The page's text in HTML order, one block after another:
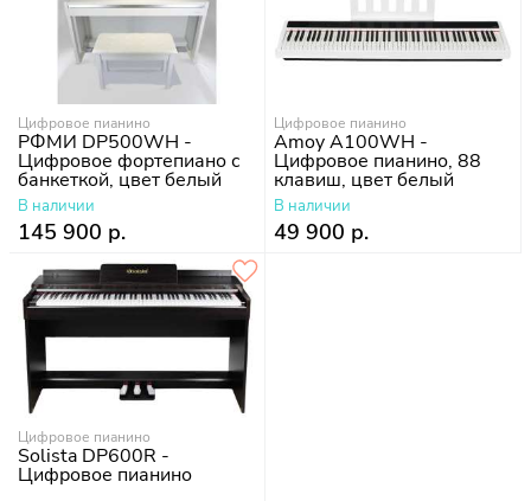
Цифровое пианино
РФМИ DP500WH -
Цифровое фортепиано с
банкеткой, цвет белый
В наличии
145 900 р.
Цифровое пианино
Amoy A100WH -
Цифровое пианино, 88
клавиш, цвет белый
В наличии
49 900 р.
Цифровое пианино
Solista DP600R -
Цифровое пианино